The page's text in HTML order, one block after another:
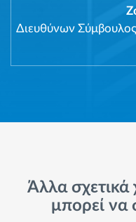
Διευθύνων Σύμβουλος
Άλλα σχετικά
μπορεί να